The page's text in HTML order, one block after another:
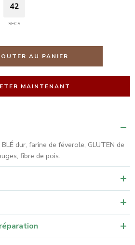
42
SECS
AU PANIER
MAINTENANT
dur, farine de féverole, GLUTEN de
fibre de pois.